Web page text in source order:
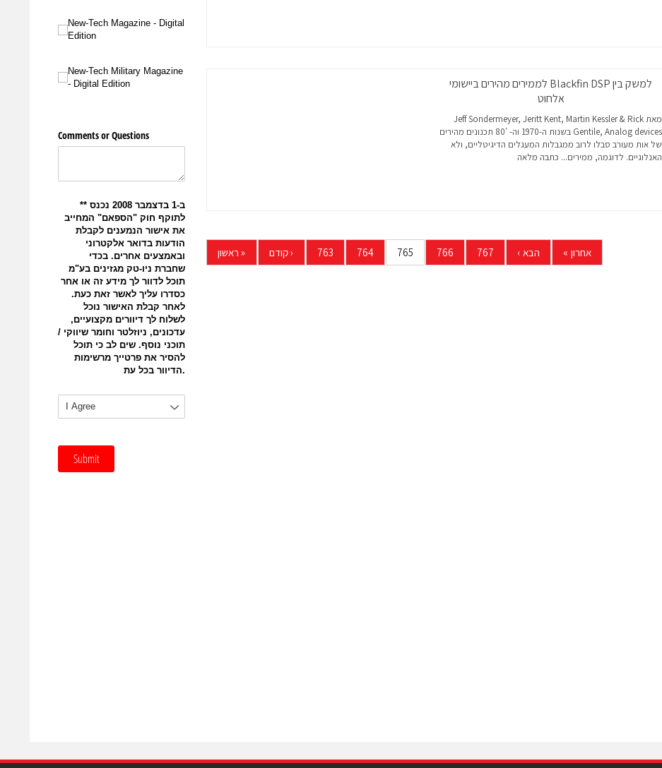
למשק בין Blackfin DSP לממירים מהירים ביישומי
אלחוט
מאת Jeff Sondermeyer, Jeritt Kent, Martin Kessler & Rick
Gentile, Analog devices בשנות ה-1970 וה- '80 תכנונים מהירים
של אות מעורב סבלו לרוב ממגבלות המעגלים הדיגיטליים, ולא
האנלוגיים. לדוגמה, ממירים... כתבה מלאה
« ראשון ‹קודם 763 764 765 766 767 הבא › אחרון »